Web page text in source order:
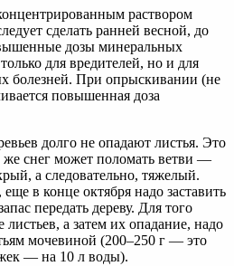
раствором
сделать ранней весной, до
дозы минеральных
для вредителей, но и для
болезней. При опрыскивании (не
повышенная доза
долго не опадают листья. Это
снег может поломать ветви —
а следовательно, тяжелый.
в конце октября надо заставить
передать дереву. Для того
а затем их опадание, надо
мочевиной (200–250 г — это
— на 10 л воды).